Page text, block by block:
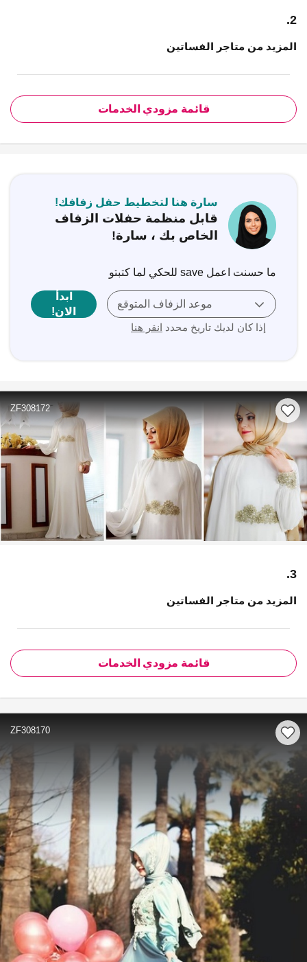
2.
المزيد من متاجر الفساتين
قائمة مزودي الخدمات
سارة هنا لتخطيط حفل زفافك!
قابل منظمة حفلات الزفاف
الخاص بك ، سارة!
ما حسنت اعمل save للحكي لما كتبتو
موعد الزفاف المتوقع
إذا كان لديك تاريخ محدد انقر هنا
ابدأ
الان!
ZF308172
3.
المزيد من متاجر الفساتين
قائمة مزودي الخدمات
ZF308170